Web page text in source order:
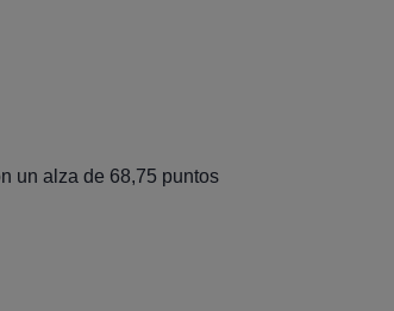
un alza de 68,75 puntos